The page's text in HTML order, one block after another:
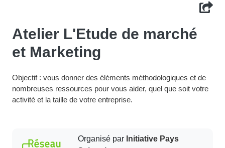
Atelier L'Etude de marché
et Marketing
Objectif : vous donner des éléments méthodologiques et de
nombreuses ressources pour vous aider, quel que soit votre
activité et la taille de votre entreprise.
Organisé parInitiative Pays